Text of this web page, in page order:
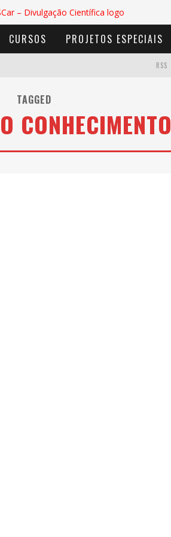
CURSOS PROJETOS ESPECIAIS
RSS
TAGGED
CONHECIMENTO